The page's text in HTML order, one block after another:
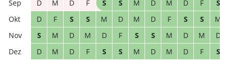
D
M D F S S M D M D F
S
D
F S S M D M D F S S
M
S
M D M D F S S M D M
D
D
M D F S S M D M D F S